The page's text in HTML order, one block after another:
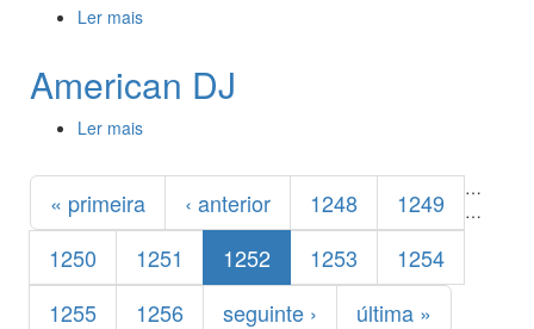
Ler mais
American DJ
Ler mais
Páginas
« primeira ‹ anterior …
1248
1249
1250
1251 1252 1253
1254
1255
1256
…
seguinte › última »